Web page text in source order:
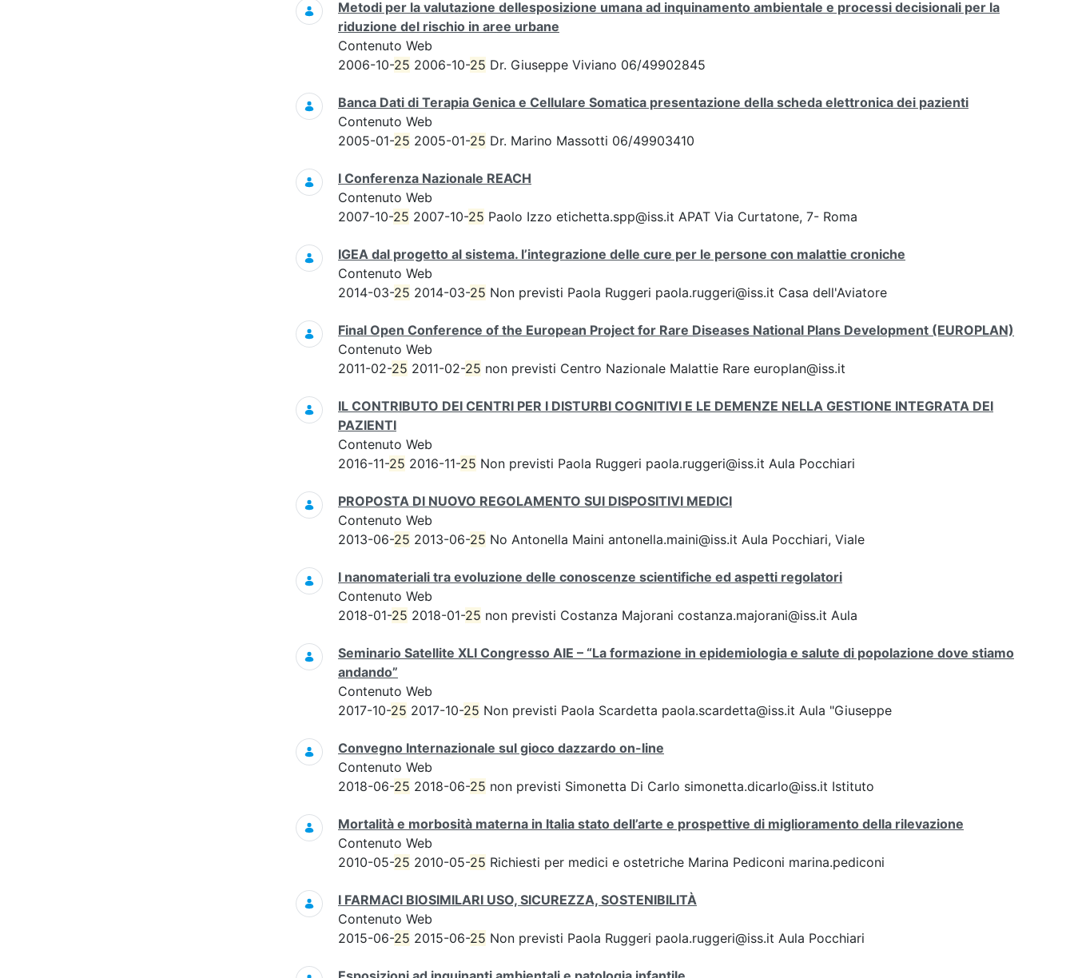
Metodi per la valutazione dellesposizione umana ad inquinamento ambientale e processi decisionali per la
riduzione del rischio in aree urbane
Contenuto Web
2006-10-25 2006-10-25 Dr. Giuseppe Viviano 06/49902845
Banca Dati di Terapia Genica e Cellulare Somatica presentazione della scheda elettronica dei pazienti
Contenuto Web
2005-01-25 2005-01-25 Dr. Marino Massotti 06/49903410
I Conferenza Nazionale REACH
Contenuto Web
2007-10-25 2007-10-25 Paolo Izzo etichetta.spp@iss.it APAT Via Curtatone, 7- Roma
IGEA dal progetto al sistema. l’integrazione delle cure per le persone con malattie croniche
Contenuto Web
2014-03-25 2014-03-25 Non previsti Paola Ruggeri paola.ruggeri@iss.it Casa dell'Aviatore
Final Open Conference of the European Project for Rare Diseases National Plans Development (EUROPLAN)
Contenuto Web
2011-02-25 2011-02-25 non previsti Centro Nazionale Malattie Rare europlan@iss.it
IL CONTRIBUTO DEI CENTRI PER I DISTURBI COGNITIVI E LE DEMENZE NELLA GESTIONE INTEGRATA DEI
PAZIENTI
Contenuto Web
2016-11-25 2016-11-25 Non previsti Paola Ruggeri paola.ruggeri@iss.it Aula Pocchiari
PROPOSTA DI NUOVO REGOLAMENTO SUI DISPOSITIVI MEDICI
Contenuto Web
2013-06-25 2013-06-25 No Antonella Maini antonella.maini@iss.it Aula Pocchiari, Viale
I nanomateriali tra evoluzione delle conoscenze scientifiche ed aspetti regolatori
Contenuto Web
2018-01-25 2018-01-25 non previsti Costanza Majorani costanza.majorani@iss.it Aula
Seminario Satellite XLI Congresso AIE – “La formazione in epidemiologia e salute di popolazione dove stiamo
andando”
Contenuto Web
2017-10-25 2017-10-25 Non previsti Paola Scardetta paola.scardetta@iss.it Aula "Giuseppe
Convegno Internazionale sul gioco dazzardo on-line
Contenuto Web
2018-06-25 2018-06-25 non previsti Simonetta Di Carlo simonetta.dicarlo@iss.it Istituto
Mortalità e morbosità materna in Italia stato dell’arte e prospettive di miglioramento della rilevazione
Contenuto Web
2010-05-25 2010-05-25 Richiesti per medici e ostetriche Marina Pediconi marina.pediconi
I FARMACI BIOSIMILARI USO, SICUREZZA, SOSTENIBILITÀ
Contenuto Web
2015-06-25 2015-06-25 Non previsti Paola Ruggeri paola.ruggeri@iss.it Aula Pocchiari